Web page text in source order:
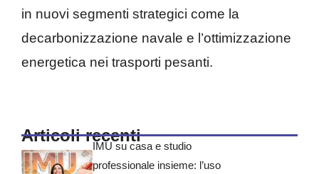
in nuovi segmenti strategici come la
decarbonizzazione navale e l’ottimizzazione
energetica nei trasporti pesanti.
Articoli recenti
IMU su casa e studio
professionale insieme: l’uso